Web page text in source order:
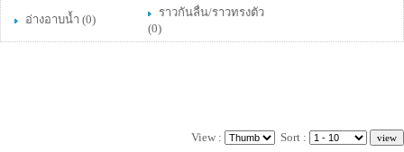
อ่างอาบน้ำ (0)
ราวกันลื่น/ราวทรงตัว
(0)
View : Sort :